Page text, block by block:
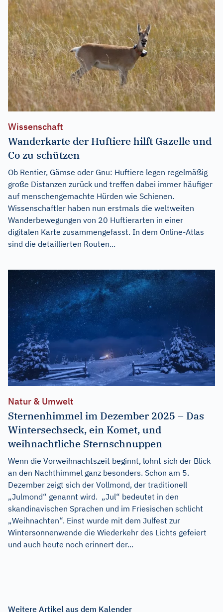
Wissenschaft
Wanderkarte der Huftiere hilft Gazelle und
Co zu schützen
Ob Rentier, Gämse oder Gnu: Huftiere legen regelmäßig
große Distanzen zurück und treffen dabei immer häufiger
auf menschengemachte Hürden wie Schienen.
Wissenschaftler haben nun erstmals die weltweiten
Wanderbewegungen von 20 Huftierarten in einer
digitalen Karte zusammengefasst. In dem Online-Atlas
sind die detaillierten Routen...
Natur & Umwelt
Sternenhimmel im Dezember 2025 – Das
Wintersechseck, ein Komet, und
weihnachtliche Sternschnuppen
Wenn die Vorweihnachtszeit beginnt, lohnt sich der Blick
an den Nachthimmel ganz besonders. Schon am 5.
Dezember zeigt sich der Vollmond, der traditionell
„Julmond“ genannt wird. „Jul“ bedeutet in den
skandinavischen Sprachen und im Friesischen schlicht
„Weihnachten“. Einst wurde mit dem Julfest zur
Wintersonnenwende die Wiederkehr des Lichts gefeiert
und auch heute noch erinnert der...
Weitere Artikel aus dem Kalender